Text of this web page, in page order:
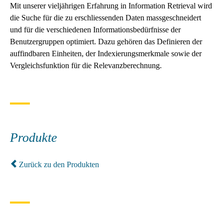
Mit unserer vieljährigen Erfahrung in Information Retrieval wird
die Suche für die zu erschliessenden Daten massgeschneidert
und für die verschiedenen Informationsbedürfnisse der
Benutzergruppen optimiert. Dazu gehören das Definieren der
auffindbaren Einheiten, der Indexierungsmerkmale sowie der
Vergleichsfunktion für die Relevanzberechnung.
Produkte
Zurück zu den Produkten